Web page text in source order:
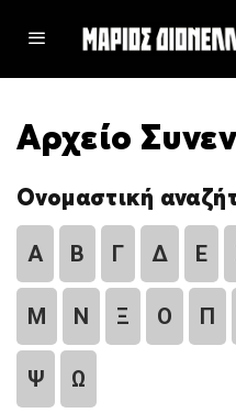
Αρχείο
Ονομαστική
Α Β Γ Δ Ε
Μ Ν Ξ Ο Π
Ψ Ω